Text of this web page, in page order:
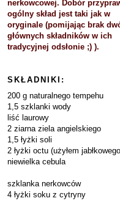
nerkowcowej. Dobór
ogólny skład jest taki jak w
oryginale (pomijając brak
głównych składników w ich
tradycyjnej odsłonie ;) ).
SKŁADNIKI:
200 g naturalnego tempehu
1,5 szklanki wody
liść laurowy
2 ziarna ziela angielskiego
1,5 łyżki soli
2 łyżki octu (użyłem
niewielka cebula
szklanka nerkowców
4 łyżki soku z cytryny